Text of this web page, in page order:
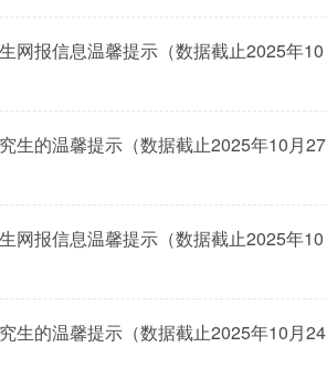
网报信息温馨提示（数据截止2025年10
生的温馨提示（数据截止2025年10月27
网报信息温馨提示（数据截止2025年10
生的温馨提示（数据截止2025年10月24